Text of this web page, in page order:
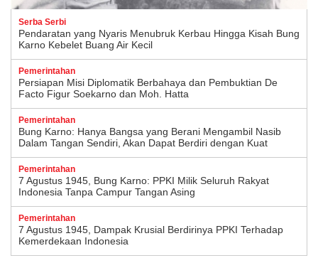
Serba Serbi
Pendaratan yang Nyaris Menubruk Kerbau Hingga Kisah Bung
Karno Kebelet Buang Air Kecil
Pemerintahan
Persiapan Misi Diplomatik Berbahaya dan Pembuktian De
Facto Figur Soekarno dan Moh. Hatta
Pemerintahan
Bung Karno: Hanya Bangsa yang Berani Mengambil Nasib
Dalam Tangan Sendiri, Akan Dapat Berdiri dengan Kuat
Pemerintahan
7 Agustus 1945, Bung Karno: PPKI Milik Seluruh Rakyat
Indonesia Tanpa Campur Tangan Asing
Pemerintahan
7 Agustus 1945, Dampak Krusial Berdirinya PPKI Terhadap
Kemerdekaan Indonesia